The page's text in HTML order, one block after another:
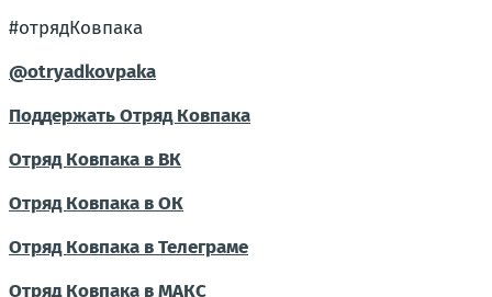
#отрядКовпака
@otryadkovpaka
Поддержать Отряд Ковпака
Отряд Ковпака в ВК
Отряд Ковпака в ОК
Отряд Ковпака в Телеграме
Отряд Ковпака в МАКС